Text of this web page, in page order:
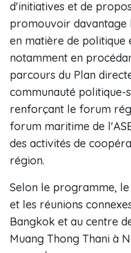
d'initiatives et de
promouvoir davantage
en matière de politique
notamment en
parcours du Plan
communauté politique-
renforçant le forum
forum maritime de
des activités de
région.
Selon le programme, le
et les réunions
Bangkok et au centre
Muang Thong Thani à